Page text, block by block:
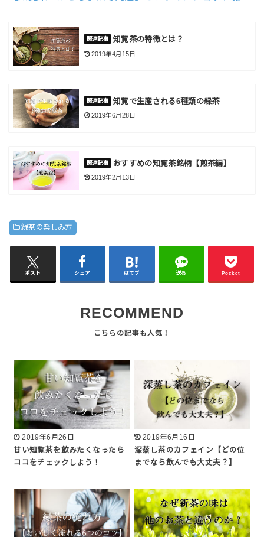
知覧茶の特徴とは？
2019年4月15日
知覧で生産される6種類の緑茶
2019年6月28日
おすすめの知覧茶銘柄【煎茶編】
2019年2月13日
緑茶の楽しみ方
ポスト シェア はてブ 送る Pocket
RECOMMEND
2019年6月26日
甘い知覧茶を飲みたくなったら
ココをチェックしよう！
2019年6月16日
深蒸し茶のカフェイン【どの位
までなら飲んでも大丈夫？】